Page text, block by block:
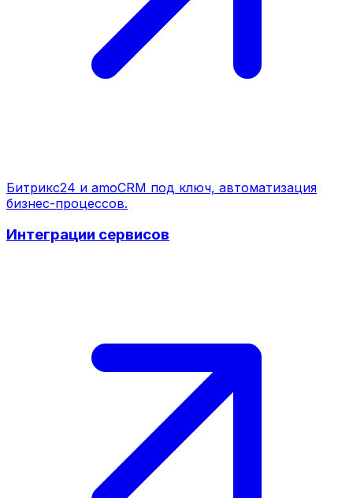
Битрикс24 и amoCRM под ключ, автоматизация
бизнес-процессов.
Интеграции сервисов